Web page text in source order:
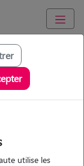
en-Jalles
à ST
JALLES
utilise les